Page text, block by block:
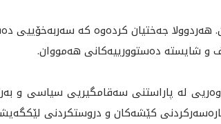
جه‌ختيان كرده‌وه‌ کە سەربەخۆییی
و شايسته‌ ده‌ستوورييه‌كانى هه‌مووان.
لە پاراستنی سەقامگیریی سیاسی و
كێشه‌كان و دروستكردنى